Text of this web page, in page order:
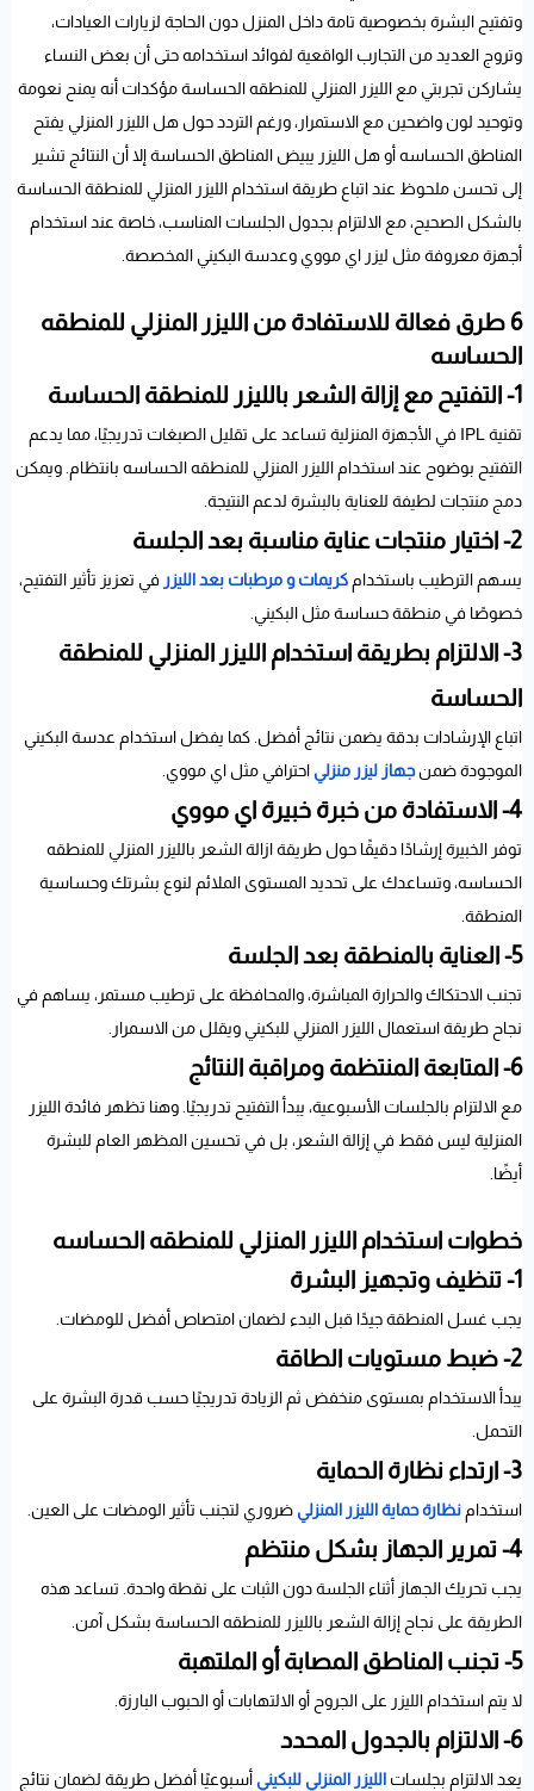
وتفتيح البشرة بخصوصية تامة داخل المنزل دون الحاجة لزيارات العيادات،
وتروج العديد من التجارب الواقعية لفوائد استخدامه حتى أن بعض النساء
يشاركن تجربتي مع الليزر المنزلي للمنطقه الحساسة مؤكدات أنه يمنح نعومة
وتوحيد لون واضحين مع الاستمرار، ورغم التردد حول هل الليزر المنزلي يفتح
المناطق الحساسه أو هل الليزر يبيض المناطق الحساسة إلا أن النتائج تشير
إلى تحسن ملحوظ عند اتباع طريقة استخدام الليزر المنزلي للمنطقة الحساسة
بالشكل الصحيح، مع الالتزام بجدول الجلسات المناسب، خاصة عند استخدام
أجهزة معروفة مثل ليزر اي مووي وعدسة البكيني المخصصة.
6 طرق فعالة للاستفادة من الليزر المنزلي للمنطقه
الحساسه
1- التفتيح مع إزالة الشعر بالليزر للمنطقة الحساسة
تقنية IPL في الأجهزة المنزلية تساعد على تقليل الصبغات تدريجيًا، مما يدعم
التفتيح بوضوح عند استخدام الليزر المنزلي للمنطقه الحساسه بانتظام. ويمكن
دمج منتجات لطيفة للعناية بالبشرة لدعم النتيجة.
2- اختيار منتجات عناية مناسبة بعد الجلسة
يسهم الترطيب باستخدام كريمات و مرطبات بعد الليزر في تعزيز تأثير التفتيح،
خصوصًا في منطقة حساسة مثل البكيني.
3- الالتزام بطريقة استخدام الليزر المنزلي للمنطقة
الحساسة
اتباع الإرشادات بدقة يضمن نتائج أفضل. كما يفضل استخدام عدسة البكيني
الموجودة ضمنجهاز ليزر منزلي احترافي مثل اي مووي.
4- الاستفادة من خبرة خبيرة اي مووي
توفر الخبيرة إرشادًا دقيقًا حول طريقة ازالة الشعر بالليزر المنزلي للمنطقه
الحساسه، وتساعدك على تحديد المستوى الملائم لنوع بشرتك وحساسية
المنطقة.
5- العناية بالمنطقة بعد الجلسة
تجنب الاحتكاك والحرارة المباشرة، والمحافظة على ترطيب مستمر، يساهم في
نجاح طريقة استعمال الليزر المنزلي للبكيني ويقلل من الاسمرار.
6- المتابعة المنتظمة ومراقبة النتائج
مع الالتزام بالجلسات الأسبوعية، يبدأ التفتيح تدريجيًا. وهنا تظهر فائدة الليزر
المنزلية ليس فقط في إزالة الشعر، بل في تحسين المظهر العام للبشرة
أيضًا.
خطوات استخدام الليزر المنزلي للمنطقه الحساسه
1- تنظيف وتجهيز البشرة
يجب غسل المنطقة جيدًا قبل البدء لضمان امتصاص أفضل للومضات.
2- ضبط مستويات الطاقة
يبدأ الاستخدام بمستوى منخفض ثم الزيادة تدريجيًا حسب قدرة البشرة على
التحمل.
3- ارتداء نظارة الحماية
استخدام نظارة حماية الليزر المنزلي ضروري لتجنب تأثير الومضات على العين.
4- تمرير الجهاز بشكل منتظم
يجب تحريك الجهاز أثناء الجلسة دون الثبات على نقطة واحدة. تساعد هذه
الطريقة على نجاح إزالة الشعر بالليزر للمنطقه الحساسة بشكل آمن.
5- تجنب المناطق المصابة أو الملتهبة
لا يتم استخدام الليزر على الجروح أو الالتهابات أو الحبوب البارزة.
6- الالتزام بالجدول المحدد
يعد الالتزام بجلسات الليزر المنزلي للبكيني أسبوعيًا أفضل طريقة لضمان نتائج